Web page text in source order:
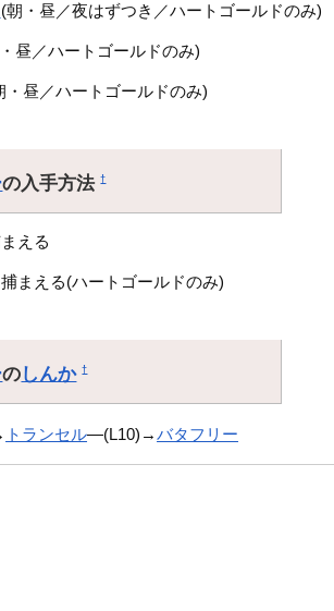
(朝・昼／夜はずつき／ハートゴールドのみ)
昼／ハートゴールドのみ)
・昼／ハートゴールドのみ)
の入手方法†
える
まえる(ハートゴールドのみ)
のしんか †
トランセル―(L10)→バタフリー